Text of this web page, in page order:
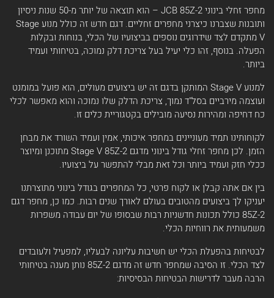
מחפר זחלי בינוני JCB 85Z-2 – הוא תוצאה של יותר מ-50 שנות ניסיון
ותובנות שצברנו כיצרני מחפרים זחליים. דגם חדש זה כולל מנוע Stage
V מתקדם לצד שידרוגים נוספים בביצועיו של הכלי, בנוחות ובקלות
הפעלה. בנוסף, זהו כלי יעיל בעל צריכת דלק נמוכה, בטיחותי ועמיד
ביותר.
למנוע Stage V המותקן בדגם זה יש ביצועים מעולים, הוא פועל במומנט
ועוצמה מירביים בסל"ד נמוך, צריכת הדלק שלו נמוכה והוא מאפשר לכלי
כח דחיפה ומהירות נסיעה מובילים בקטגוריית כלים זו.
לקוחותינו תמיד מעוניינים במחפר איכותי, אמין ועמיד השורד את מבחן
הזמן. לכן מחפר זחלי גודל בינוני מדגם Stage V 85Z-2 מתוכנן ומיוצר
ככלי חזק ועמיד ביותר וכל זאת מבלי להתפשר על ביצועיו.
בין אם אתה קבלן או לקוח פרטי, כל המחפרים בגודל בינוני מתוצרתנו
יעניקו לך ביצועים מהטובים בעולם לאורך שנים רבות. כמו כן, מחפר דגם
85Z-2 כולל תכונות חדשניות רבות שבסופו של יום עבודה משפרות
משמעותית את רווחיות הכלי.
לבטיחות בהפעלת הכלי יש חשיבות עליונה לבעליו, למפעיל ולעובדים
לצד הכלי. זו הסיבה שמחפר חדש זה מדגם 85Z-2 נותן מענה בטיחותי
הרבה מעבר לדרישות הבטיחות הבסיסיות: